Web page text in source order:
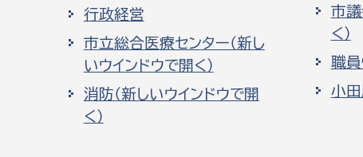
行政経営
市立総合医療センター（新し
いウインドウで開く）
消防（新しいウインドウで開
く）
市議
く）
職
小田